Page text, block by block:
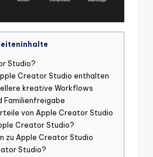
Studio?
Creator Studio enthalten
kreative Workflows
Familienfreigabe
von Apple Creator Studio
Creator Studio?
zu Apple Creator Studio
Studio?